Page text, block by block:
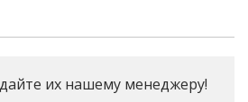
их нашему менеджеру!